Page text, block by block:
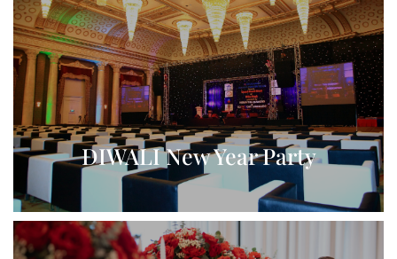
DIWALI New Year Party
View More